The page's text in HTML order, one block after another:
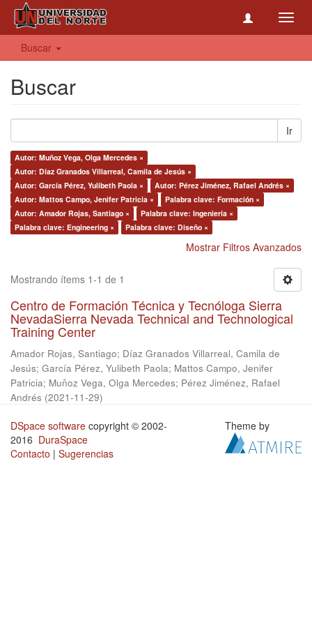
Buscar
Buscar
Ir
Autor: Muñoz Vega, Olga Mercedes ×
Autor: Díaz Granados Villarreal, Camila de Jesús ×
Autor: García Pérez, Yulibeth Paola ×
Autor: Pérez Jiménez, Rafael Andrés ×
Autor: Mattos Campo, Jenifer Patricia ×
Palabra clave: Formación ×
Autor: Amador Rojas, Santiago ×
Palabra clave: Ingeniería ×
Palabra clave: Engineering ×
Palabra clave: Diseño ×
Mostrar Filtros Avanzados
Mostrando ítems 1-1 de 1
Centro de Formación Técnica y Tecnóloga Sierra
NevadaSierra Nevada Technical and Technological
Training Center
Amador Rojas, Santiago; Díaz Granados Villarreal, Camila de
Jesús; García Pérez, Yulibeth Paola; Mattos Campo, Jenifer
Patricia; Muñoz Vega, Olga Mercedes; Pérez Jiménez, Rafael
Andrés (2021-11-29)
DSpace software copyright © 2002-
2016 DuraSpace
Contacto | Sugerencias
Theme by